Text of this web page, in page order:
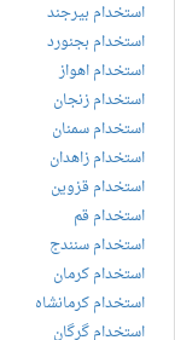
استخدام بیرجند
استخدام بجنورد
استخدام اهواز
استخدام زنجان
استخدام سمنان
استخدام زاهدان
استخدام قزوین
استخدام قم
استخدام سنندج
استخدام کرمان
استخدام کرمانشاه
استخدام گرگان